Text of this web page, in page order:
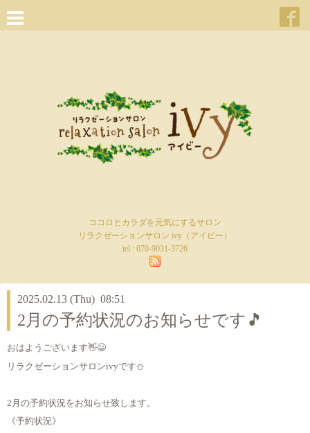
ココロとカラダを元気にするサロン
リラクゼーションサロン ivy（アイビー）
tel : 070-9031-3726
2025.02.13 (Thu) 08:51
2月の予約状況のお知らせです🎵
おはようございます👋😃
リラクゼーションサロンivyです⛄
2月の予約状況をお知らせ致します。
《予約状況》